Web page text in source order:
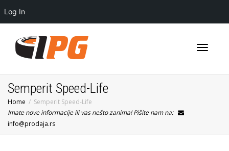
Log In
Semperit Speed-Life
Home
Semperit Speed-Life
Imate nove informacije ili vas nešto zanima! Pišite nam na:
info@prodaja.rs